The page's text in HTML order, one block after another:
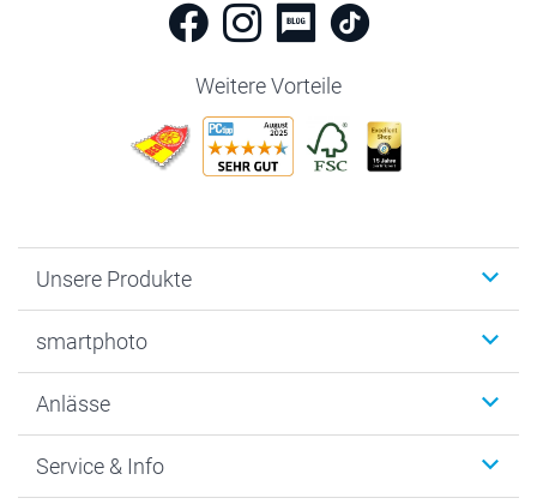
Weitere Vorteile
Unsere Produkte
Fotogeschenke
MyNameBook
Fotoabzüge, Fotos als Buch & Poster
smartphoto
Warum smartphoto
Datenschutz
Anlässe
Neujahr
Service & Info